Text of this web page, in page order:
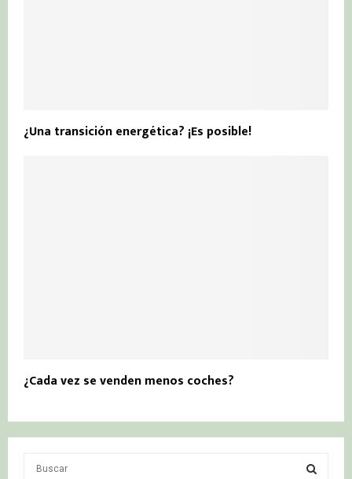
¿Una transición energética? ¡Es posible!
¿Cada vez se venden menos coches?